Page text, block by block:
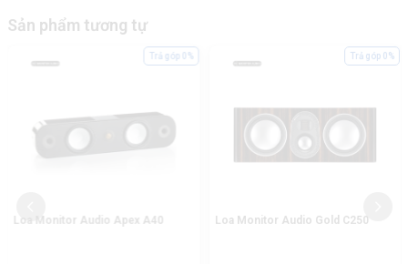
Sản phẩm tương tự
Loa Monitor Audio Apex A40
Trả góp 0%
Loa Monitor Audio Gold C250
Trả góp 0%